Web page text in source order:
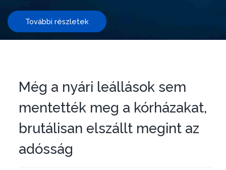
További részletek
Még a nyári leállások sem
mentették meg a kórházakat,
brutálisan elszállt megint az
adósság